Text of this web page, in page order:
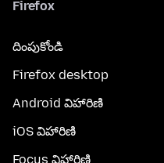
Firefox
దింపుకోండి
Firefox desktop
Android విహారిణి
iOS విహారిణి
Focus విహారిణి